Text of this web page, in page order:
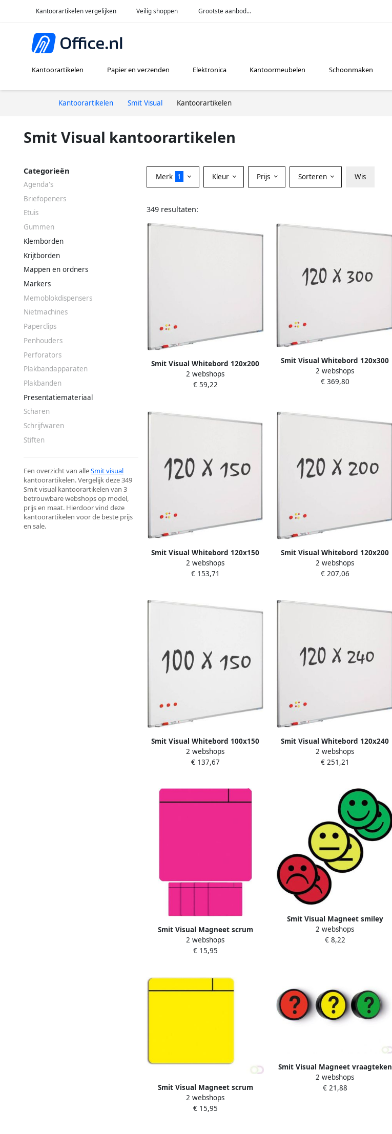
Kantoorartikelen vergelijken Veilig shoppen Grootste aanbod...
Kantoorartikelen Papier en verzenden Elektronica Kantoormeubelen Schoonmaken
Kantoorartikelen Smit Visual Kantoorartikelen
Smit Visual kantoorartikelen
Categorieën
Agenda's
Briefopeners
Etuis
Gummen
Klemborden
Krijtborden
Mappen en ordners
Markers
Memoblokdispensers
Nietmachines
Paperclips
Penhouders
Perforators
Plakbandapparaten
Plakbanden
Presentatiemateriaal
Scharen
Schrijfwaren
Stiften
Een overzicht van alleSmit visual
kantoorartikelen. Vergelijk deze 349
Smit visual kantoorartikelen van 3
betrouwbare webshops op model,
prijs en maat. Hierdoor vind deze
kantoorartikelen voor de beste prijs
en sale.
Merk 1 Kleur Prijs Sorteren Wis
349 resultaten:
Smit Visual Whitebord 120x200
cm Softline profiel 8mm
emailstaal wit
2 webshops
€ 59,22
Smit Visual Whitebord 120x300
cm Softline profiel 8mm gelakt
staal wit
2 webshops
€ 369,80
Smit Visual Whitebord 120x150
cm Softline profiel 8mm gelakt
staal wit
2 webshops
€ 153,71
Smit Visual Whitebord 120x200
cm Softline profiel 8mm gelakt
staal wit
2 webshops
€ 207,06
Smit Visual Whitebord 100x150
cm Softline profiel 8mm gelakt
staal wit
2 webshops
€ 137,67
Smit Visual Whitebord 120x240
cm Softline profiel 8mm gelakt
staal wit
2 webshops
€ 251,21
Smit Visual Magneet scrum
75x75mm roze 5 stuks
2 webshops
€ 15,95
Smit Visual Magneet smiley
25mm emotie bedroefd rood 5
stuks
2 webshops
€ 8,22
Smit Visual Magneet scrum
75x75mm geel 5 stuks
2 webshops
€ 15,95
Smit Visual Magneet vraagteken
35mm groen 5 stuks
2 webshops
€ 21,88